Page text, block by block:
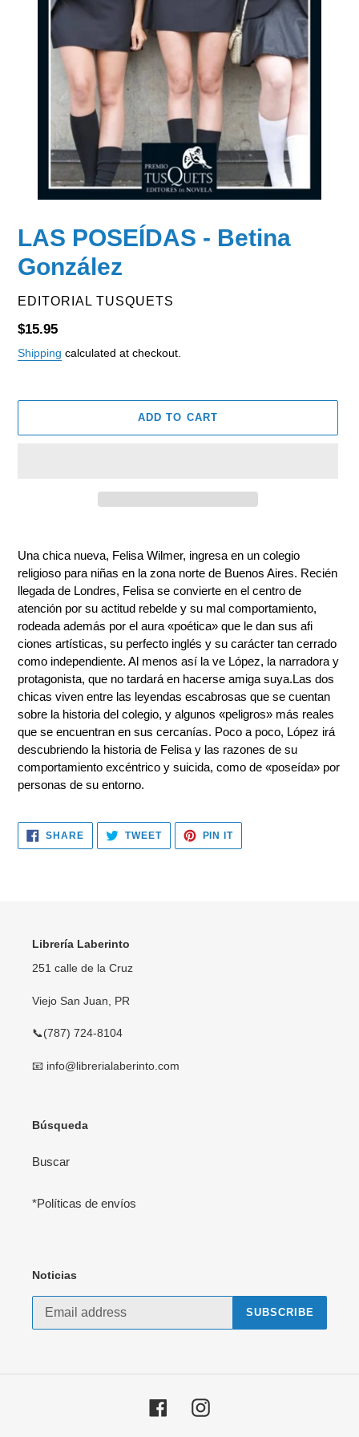
LAS POSEÍDAS - Betina
González
VENDOR
EDITORIAL TUSQUETS
Regular
price
$15.95
Shipping calculated at checkout.
ADD TO CART
to
your
cart
Una chica nueva, Felisa Wilmer, ingresa en un colegio
religioso para niñas en la zona norte de Buenos Aires. Recién
llegada de Londres, Felisa se convierte en el centro de
atención por su actitud rebelde y su mal comportamiento,
rodeada además por el aura «poética» que le dan sus afi
ciones artísticas, su perfecto inglés y su carácter tan cerrado
como independiente. Al menos así la ve López, la narradora y
protagonista, que no tardará en hacerse amiga suya.Las dos
chicas viven entre las leyendas escabrosas que se cuentan
sobre la historia del colegio, y algunos «peligros» más reales
que se encuentran en sus cercanías. Poco a poco, López irá
descubriendo la historia de Felisa y las razones de su
comportamiento excéntrico y suicida, como de «poseída» por
personas de su entorno.
SHARESHARE
ON
FACEBOOK
TWEETTWEET
TWITTER
PIN ITPIN
PINTEREST
Librería Laberinto
251 calle de la Cruz
Viejo San Juan, PR
📞(787) 724-8104
📧 info@librerialaberinto.com
Búsqueda
Buscar
*Políticas de envíos
Noticias
SUBSCRIBE
FacebookInstagram